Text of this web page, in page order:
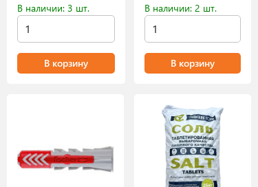
В наличии: 3 шт.
В корзину
В наличии: 2 шт.
В корзину